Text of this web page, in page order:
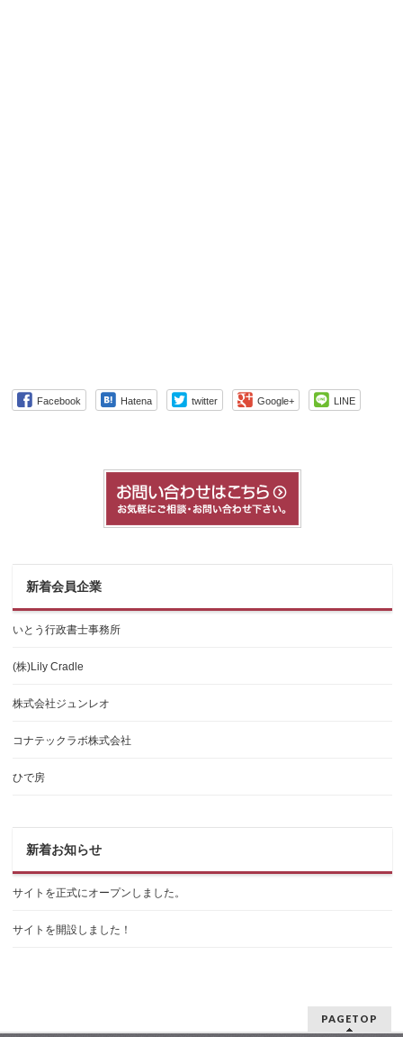
Facebook Hatena twitter Google+ LINE
新着会員企業
いとう行政書士事務所
(株)Lily Cradle
株式会社ジュンレオ
コナテックラボ株式会社
ひで房
新着お知らせ
サイトを正式にオープンしました。
サイトを開設しました！
PAGETOP